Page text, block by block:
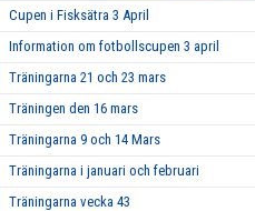
Cupen i Fisksätra 3 April
Information om fotbollscupen 3 april
Träningarna 21 och 23 mars
Träningen den 16 mars
Träningarna 9 och 14 Mars
Träningarna i januari och februari
Träningarna vecka 43